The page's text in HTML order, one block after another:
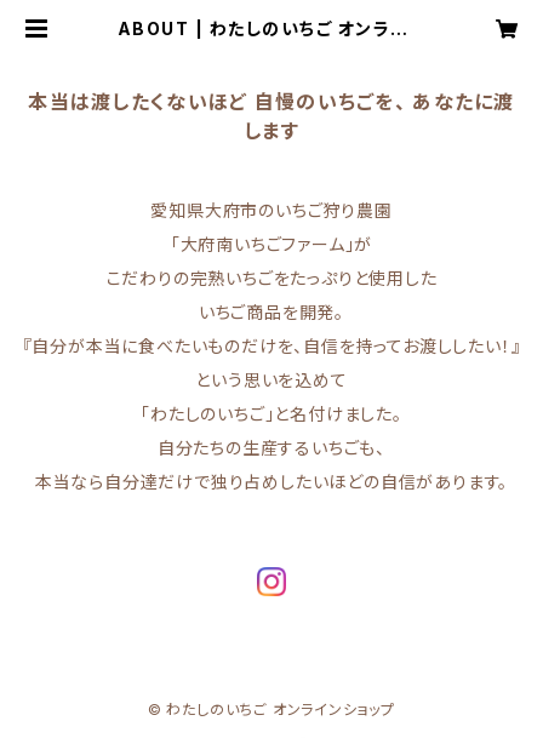
ABOUT | わたしのいちご オンライン
本当は渡したくないほど 自慢のいちごを、 あなたに渡
します
愛知県大府市のいちご狩り農園
「大府南いちごファーム」が
こだわりの完熟いちごをたっぷりと使用した
いちご商品を開発。
『自分が本当に食べたいものだけを、自信を持ってお渡ししたい！』
という思いを込めて
「わたしのいちご」と名付けました。
自分たちの生産するいちごも、
本当なら自分達だけで独り占めしたいほどの自信があります。
© わたしのいちご オンラインショップ